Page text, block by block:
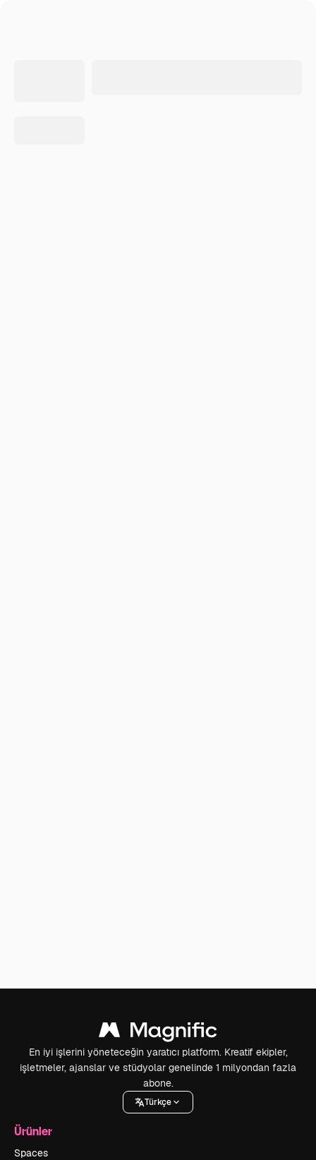
En iyi işlerini yöneteceğin yaratıcı platform. Kreatif ekipler,
işletmeler, ajanslar ve stüdyolar genelinde 1 milyondan fazla
abone.
Türkçe
Ürünler
Spaces